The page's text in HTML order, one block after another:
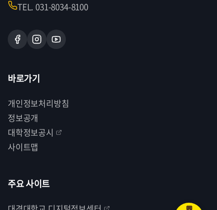
TEL. 031-8034-8100
바로가기
개인정보처리방침
정보공개
대학정보공시
사이트맵
주요 사이트